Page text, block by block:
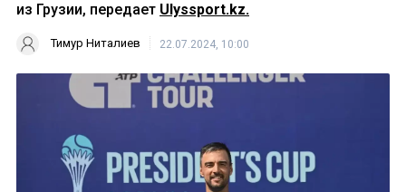
из Грузии, передает Ulyssport.kz.
Тимур Ниталиев 22.07.2024, 10:00